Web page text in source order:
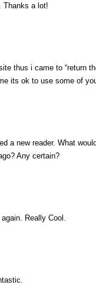
Thanks a lot!
thus i came to “return
its ok to use some of
a new reader. What
Any certain?
Really Cool.